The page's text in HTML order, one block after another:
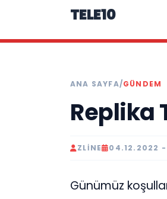
TELE10
ANA SAYFA/GÜNDEM
Replika
ZLINE 04.12.2022
Günümüz